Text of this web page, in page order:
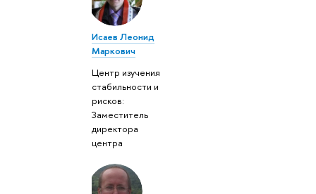
Исаев Леонид
Маркович
Центр изучения
стабильности и
рисков:
Заместитель
директора
центра